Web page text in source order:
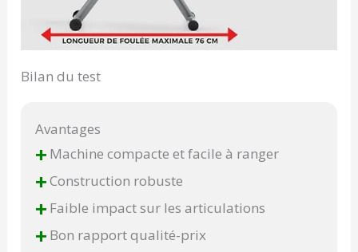
Bilan du test
Avantages
+ Machine compacte et facile à ranger
+Construction robuste
+ Faible impact sur les articulations
+ Bon rapport qualité-prix